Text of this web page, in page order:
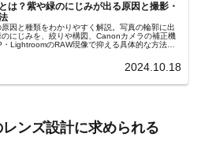
は？紫や緑のにじみが出る原因と撮影・
因と種類をわかりやすく解説。写真の輪郭に出
のにじみを、絞りや構図、Canonカメラの補正機
・LightroomのRAW現像で抑える具体的な方法
2024.10.18
ンズ設計に求められる